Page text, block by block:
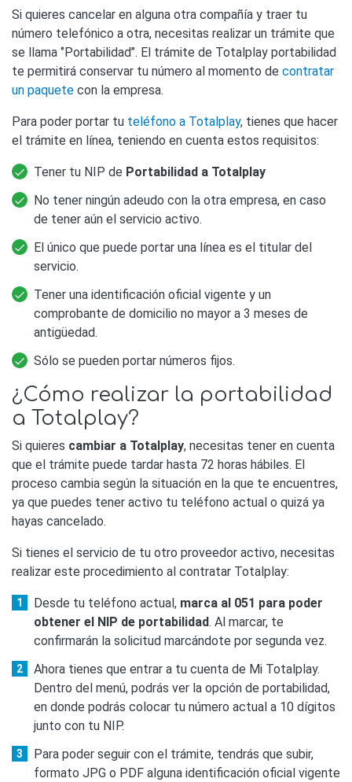
Si quieres cancelar en alguna otra compañía y traer tu
número telefónico a otra, necesitas realizar un trámite que
se llama ‘’Portabilidad’’. El trámite de Totalplay portabilidad
te permitirá conservar tu número al momento de contratar
un paquete con la empresa.
Para poder portar tu teléfono a Totalplay, tienes que hacer
el trámite en línea, teniendo en cuenta estos requisitos:
Tener tu NIP de Portabilidad a Totalplay
No tener ningún adeudo con la otra empresa, en caso
de tener aún el servicio activo.
El único que puede portar una línea es el titular del
servicio.
Tener una identificación oficial vigente y un
comprobante de domicilio no mayor a 3 meses de
antigüedad.
Sólo se pueden portar números fijos.
¿Cómo realizar la portabilidad
a Totalplay?
Si quieres cambiar a Totalplay, necesitas tener en cuenta
que el trámite puede tardar hasta 72 horas hábiles. El
proceso cambia según la situación en la que te encuentres,
ya que puedes tener activo tu teléfono actual o quizá ya
hayas cancelado.
Si tienes el servicio de tu otro proveedor activo, necesitas
realizar este procedimiento al contratar Totalplay:
Desde tu teléfono actual, marca al 051 para poder
obtener el NIP de portabilidad. Al marcar, te
confirmarán la solicitud marcándote por segunda vez.
Ahora tienes que entrar a tu cuenta de Mi Totalplay.
Dentro del menú, podrás ver la opción de portabilidad,
en donde podrás colocar tu número actual a 10 dígitos
junto con tu NIP.
Para poder seguir con el trámite, tendrás que subir,
formato JPG o PDF alguna identificación oficial vigente